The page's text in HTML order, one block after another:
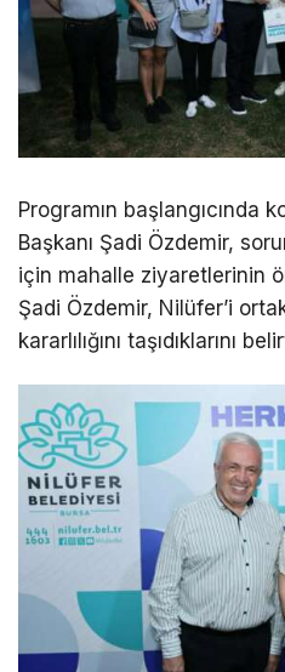
Programın başlangıcında
Başkanı Şadi Özdemir,
için mahalle ziyaretlerinin
Şadi Özdemir, Nilüfer’i
kararlılığını taşıdıklarını